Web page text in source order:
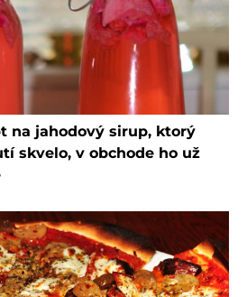
na jahodový sirup, ktorý
skvelo, v obchode ho už